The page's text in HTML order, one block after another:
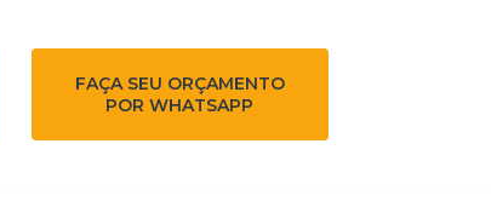
FAÇA SEU ORÇAMENTO
POR WHATSAPP